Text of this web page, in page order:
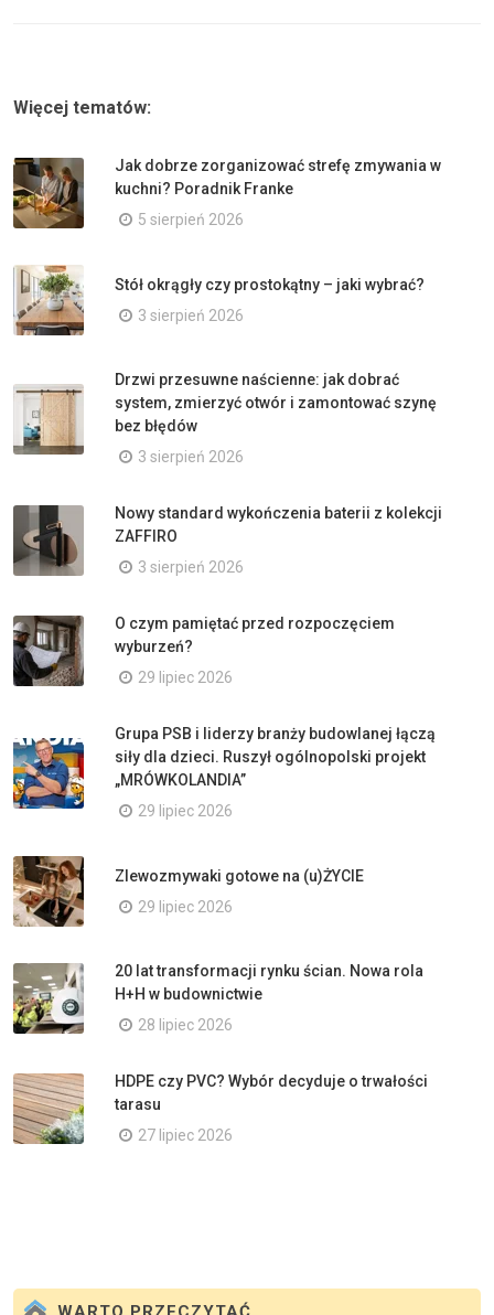
Więcej tematów:
Jak dobrze zorganizować strefę zmywania w
kuchni? Poradnik Franke
5 sierpień 2026
Stół okrągły czy prostokątny – jaki wybrać?
3 sierpień 2026
Drzwi przesuwne naścienne: jak dobrać
system, zmierzyć otwór i zamontować szynę
bez błędów
3 sierpień 2026
Nowy standard wykończenia baterii z kolekcji
ZAFFIRO
3 sierpień 2026
O czym pamiętać przed rozpoczęciem
wyburzeń?
29 lipiec 2026
Grupa PSB i liderzy branży budowlanej łączą
siły dla dzieci. Ruszył ogólnopolski projekt
„MRÓWKOLANDIA”
29 lipiec 2026
Zlewozmywaki gotowe na (u)ŻYCIE
29 lipiec 2026
20 lat transformacji rynku ścian. Nowa rola
H+H w budownictwie
28 lipiec 2026
HDPE czy PVC? Wybór decyduje o trwałości
tarasu
27 lipiec 2026